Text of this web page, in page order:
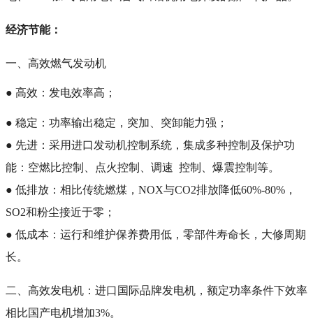
经济节能：
一、高效燃气发动机
● 高效：发电效率高；
● 稳定：功率输出稳定，突加、突卸能力强；
● 先进：采用进口发动机控制系统，集成多种控制及保护功
能：空燃比控制、点火控制、调速 控制、爆震控制等。
● 低排放：相比传统燃煤，NOX与CO2排放降低60%-80%，
SO2和粉尘接近于零；
● 低成本：运行和维护保养费用低，零部件寿命长，大修周期
长。
二、高效发电机：进口国际品牌发电机，额定功率条件下效率
相比国产电机增加3%。